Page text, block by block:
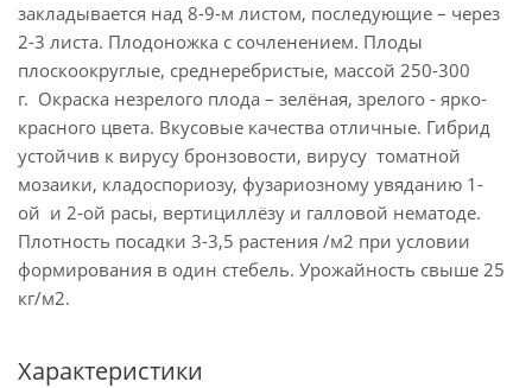
закладывается над 8-9-м листом, последующие – через
2-3 листа. Плодоножка с сочленением. Плоды
плоскоокруглые, среднеребристые, массой 250-300
г. Окраска незрелого плода – зелёная, зрелого - ярко-
красного цвета. Вкусовые качества отличные. Гибрид
устойчив к вирусу бронзовости, вирусу томатной
мозаики, кладоспориозу, фузариозному увяданию 1-
ой и 2-ой расы, вертициллёзу и галловой нематоде.
Плотность посадки 3-3,5 растения /м2 при условии
формирования в один стебель. Урожайность свыше 25
кг/м2.
Характеристики